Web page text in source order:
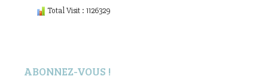
Total Visit : 1126329
ABONNEZ-VOUS !